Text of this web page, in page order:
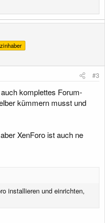
#3
komplettes Forum-
kümmern musst und
XenForo ist auch ne
installieren und einrichten,